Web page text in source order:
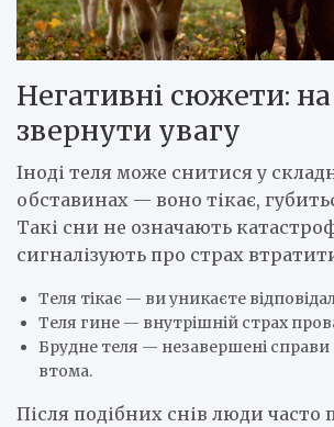
Негативні сюжети:
звернути увагу
Іноді теля може снитися у
обставинах — воно тікає,
Такі сни не означають
сигналізують про страх
Теля тікає — ви уникаєте
Теля гине — внутрішній страх
Брудне теля — незавершені справи
втома.
Після подібних снів люди часто